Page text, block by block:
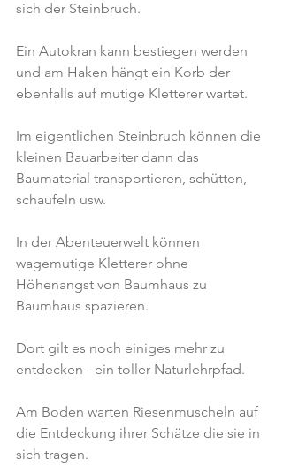
sich der Steinbruch.
Ein Autokran kann bestiegen werden
und am Haken hängt ein Korb der
ebenfalls auf mutige Kletterer wartet.
Im eigentlichen Steinbruch können die
kleinen Bauarbeiter dann das
Baumaterial transportieren, schütten,
schaufeln usw.
In der Abenteuerwelt können
wagemutige Kletterer ohne
Höhenangst von Baumhaus zu
Baumhaus spazieren.
Dort gilt es noch einiges mehr zu
entdecken - ein toller Naturlehrpfad.
Am Boden warten Riesenmuscheln auf
die Entdeckung ihrer Schätze die sie in
sich tragen.